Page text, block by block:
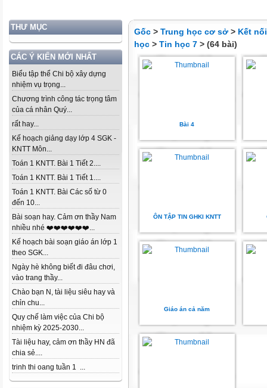
THƯ MỤC
CÁC Ý KIẾN MỚI NHẤT
Biểu tập thể Chi bộ xây dựng
nhiệm vụ trọng...
Chương trình công tác trọng tâm
của cá nhân Quý...
rất hay...
Kế hoạch giảng dạy lớp 4 SGK -
KNTT Môn...
Toán 1 KNTT. Bài 1 Tiết 2....
Toán 1 KNTT. Bài 1 Tiết 1....
Toán 1 KNTT. Bài Các số từ 0
đến 10...
Bài soạn hay. Cảm ơn thầy Nam
nhiều nhé ❤️❤️❤️❤️❤️❤️...
Kế hoạch bài soạn giáo án lớp 1
theo SGK...
Ngày hè không biết đi đâu chơi,
vào trang thầy...
Chào bạn N, tài liệu siêu hay và
chỉn chu...
Quy chế làm việc của Chi bộ
nhiệm kỳ 2025-2030...
Tài liệu hay, cảm ơn thầy HN đã
chia sẻ....
trinh thi oang tuần 1 ...
Gốc > Trung học cơ sở > Kết
học > Tin học 7 > (64 bài)
Bài 4
ÔN TẬP TIN GHKI KNTT
Giáo án cả năm